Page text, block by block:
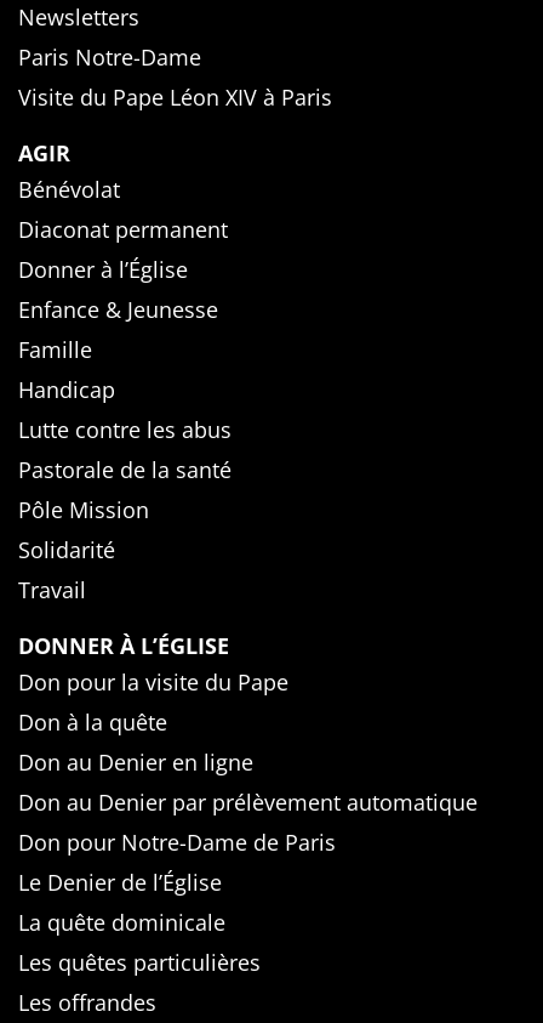
Newsletters
Paris Notre-Dame
Visite du Pape Léon XIV à Paris
AGIR
Bénévolat
Diaconat permanent
Donner à l’Église
Enfance & Jeunesse
Famille
Handicap
Lutte contre les abus
Pastorale de la santé
Pôle Mission
Solidarité
Travail
DONNER À L’ÉGLISE
Don pour la visite du Pape
Don à la quête
Don au Denier en ligne
Don au Denier par prélèvement automatique
Don pour Notre-Dame de Paris
Le Denier de l’Église
La quête dominicale
Les quêtes particulières
Les offrandes